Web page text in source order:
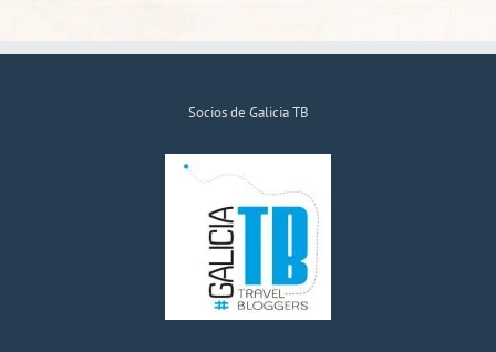
Socios de Galicia TB